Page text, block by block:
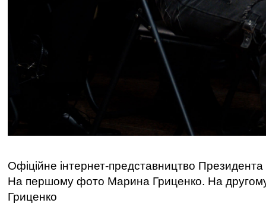
Офіційне інтернет-представництво Президента
На першому фото Марина Гриценко. На другому
Гриценко